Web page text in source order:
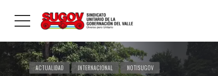
ACTUALIDAD INTERNACIONAL NOTISUGOV